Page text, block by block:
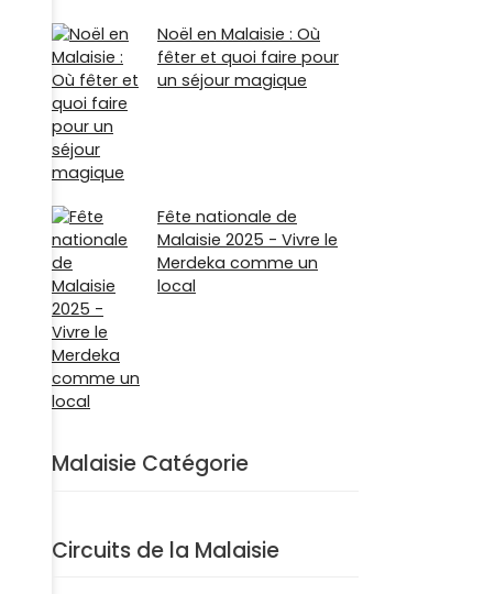
Noël en Malaisie : Où
fêter et quoi faire pour
un séjour magique
Fête nationale de
Malaisie 2025 - Vivre le
Merdeka comme un
local
Malaisie Catégorie
Circuits de la Malaisie